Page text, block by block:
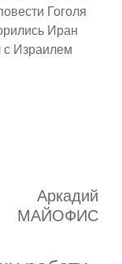
Гоголя
Иран
с Израилем
Аркадий
МАЙОФИС